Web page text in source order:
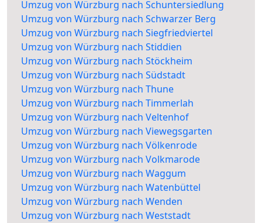
Umzug von Würzburg nach Schuntersiedlung
Umzug von Würzburg nach Schwarzer Berg
Umzug von Würzburg nach Siegfriedviertel
Umzug von Würzburg nach Stiddien
Umzug von Würzburg nach Stöckheim
Umzug von Würzburg nach Südstadt
Umzug von Würzburg nach Thune
Umzug von Würzburg nach Timmerlah
Umzug von Würzburg nach Veltenhof
Umzug von Würzburg nach Viewegsgarten
Umzug von Würzburg nach Völkenrode
Umzug von Würzburg nach Volkmarode
Umzug von Würzburg nach Waggum
Umzug von Würzburg nach Watenbüttel
Umzug von Würzburg nach Wenden
Umzug von Würzburg nach Weststadt